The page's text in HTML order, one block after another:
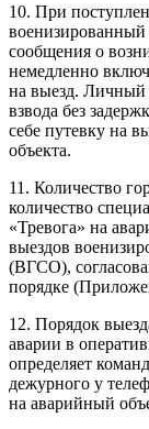
10. При
сообщения о
немедленно
на выезд. Личный
взвода без
себе путевку на
объекта.
11. Количество
количество
«Тревога» на
выездов
(ВГСО),
порядке
12. Порядок
аварии в
определяет
дежурного у
на аварийный